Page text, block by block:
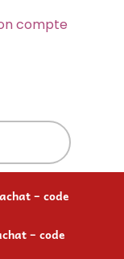
compte
– code
– code